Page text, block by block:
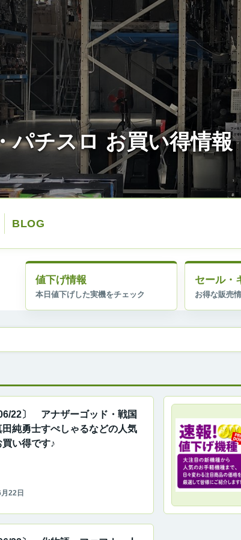
値下げ情報 セール・
06/22〕 アナザーゴッド・戦国
田純勇士すぺしゃるなどの人気
い得です♪
22日